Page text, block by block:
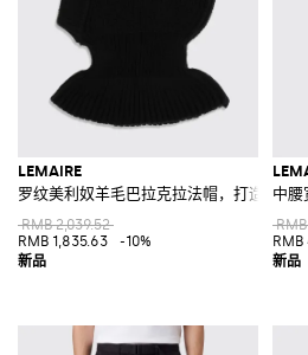
LEMAIRE
罗纹美利奴羊毛巴拉克拉法帽，打造休闲
RMB 2,039.52
RMB 1,835.63
-10%
中腰
RMB